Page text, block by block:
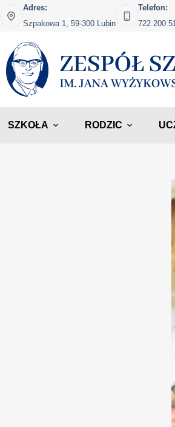
Adres:
Szpakowa 1, 59-300 Lubin
Telefon:
722 200
SZKOŁA RODZIC